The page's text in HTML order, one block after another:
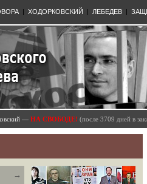
| ХОДОРКОВСКИЙ | ЛЕБЕДЕВ |
— НА СВОБОДЕ! (после 3709 дней в
→